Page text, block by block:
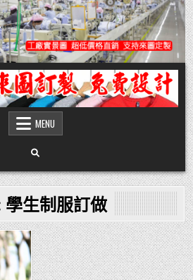
衫T恤訂製推薦,做班系校服定製價格,台灣香
港客製化衣服裝工廠商
MENU
學生制服訂做